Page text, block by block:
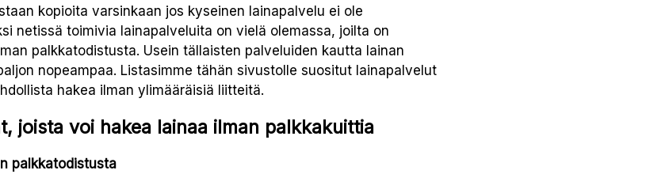
kopioita varsinkaan jos kyseinen lainapalvelu ei ole
netissä toimivia lainapalveluita on vielä olemassa, joilta on
palkkatodistusta. Usein tällaisten palveluiden kautta lainan
nopeampaa. Listasimme tähän sivustolle suositut lainapalvelut
hakea ilman ylimääräisiä liitteitä.
joista voi hakea lainaa ilman palkkakuittia
palkkatodistusta